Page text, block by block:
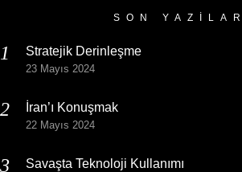
SON YAZILAR
Stratejik Derinleşme
23 Mayıs 2024
İran’ı Konuşmak
22 Mayıs 2024
Savaşta Teknoloji Kullanımı